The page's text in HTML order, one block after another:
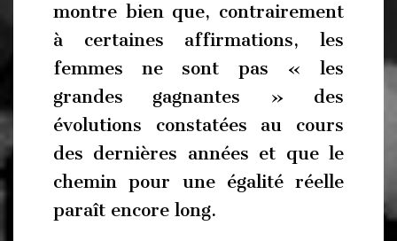
montre bien que, contrairement
à certaines affirmations, les
femmes ne sont pas « les
grandes gagnantes » des
évolutions constatées au cours
des dernières années et que le
chemin pour une égalité réelle
paraît encore long.